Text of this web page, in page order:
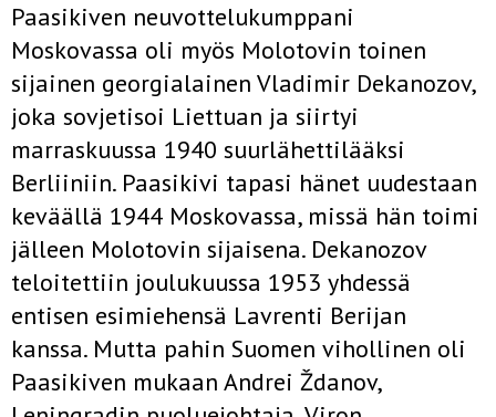
Paasikiven neuvottelukumppani
Moskovassa oli myös Molotovin toinen
sijainen georgialainen Vladimir Dekanozov,
joka sovjetisoi Liettuan ja siirtyi
marraskuussa 1940 suurlähettilääksi
Berliiniin. Paasikivi tapasi hänet uudestaan
keväällä 1944 Moskovassa, missä hän toimi
jälleen Molotovin sijaisena. Dekanozov
teloitettiin joulukuussa 1953 yhdessä
entisen esimiehensä Lavrenti Berijan
kanssa. Mutta pahin Suomen vihollinen oli
Paasikiven mukaan Andrei Ždanov,